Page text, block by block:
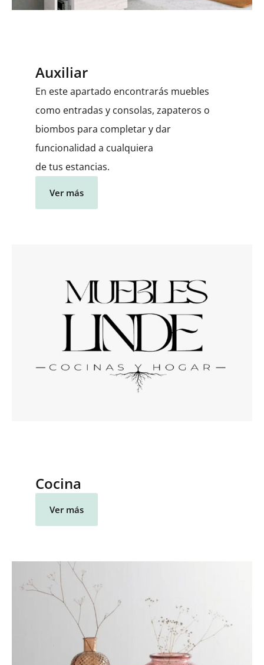
Auxiliar
En este apartado encontrarás muebles
como entradas y consolas, zapateros o
biombos para completar y dar
funcionalidad a cualquiera
de tus estancias.
Ver más
Cocina
Ver más